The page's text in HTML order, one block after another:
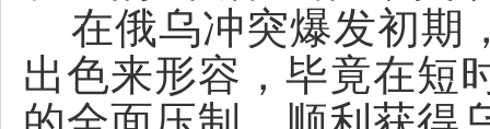
在俄乌冲突爆发初期
出色来形容，毕竟在短